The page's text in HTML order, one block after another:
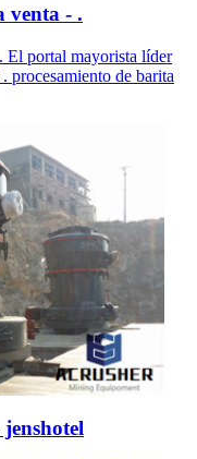
venta - .
El portal mayorista líder
procesamiento de barita